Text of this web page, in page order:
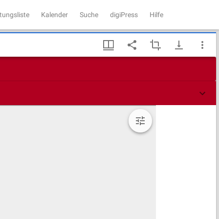
Kalender Suche digiPress Hilfe